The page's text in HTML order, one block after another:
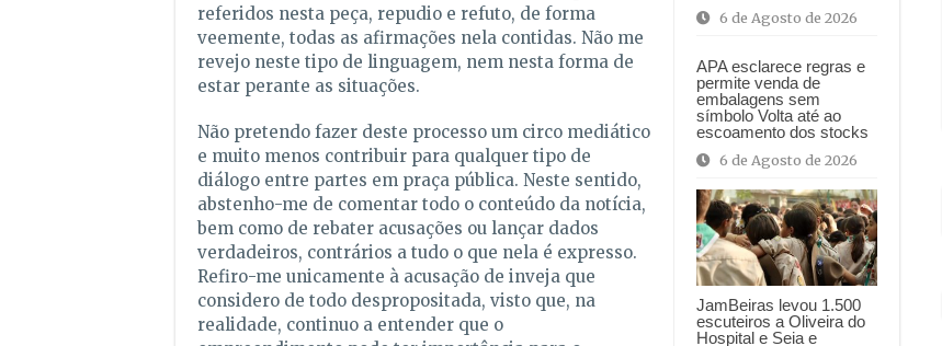
6 de Agosto de 2026
APA esclarece regras e
permite venda de
embalagens sem
símbolo Volta até ao
escoamento dos stocks
6 de Agosto de 2026
JamBeiras levou 1.500
escuteiros a Oliveira do
Hospital e Seia e
referidos nesta peça, repudio e refuto, de forma
veemente, todas as afirmações nela contidas. Não me
revejo neste tipo de linguagem, nem nesta forma de
estar perante as situações.
Não pretendo fazer deste processo um circo mediático
e muito menos contribuir para qualquer tipo de
diálogo entre partes em praça pública. Neste sentido,
abstenho-me de comentar todo o conteúdo da notícia,
bem como de rebater acusações ou lançar dados
verdadeiros, contrários a tudo o que nela é expresso.
Refiro-me unicamente à acusação de inveja que
considero de todo despropositada, visto que, na
realidade, continuo a entender que o